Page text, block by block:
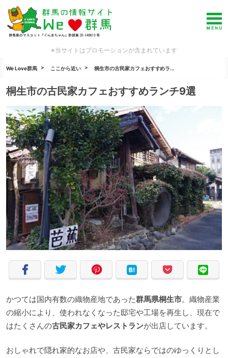
※当サイトはプロモーションが含まれています
We Love群馬 ここから近い 桐生市の古民家カフェおすすめラ...
桐生市の古民家カフェおすすめランチ9選
かつては国内有数の織物産地であった群馬県桐生市。織物産業
の縮小により、使われなくなった邸宅や工場を再生し、現在で
はたくさんの古民家カフェやレストランが出店しています。
おしゃれで隠れ家的なお店や、古民家ならではのゆっくりとし